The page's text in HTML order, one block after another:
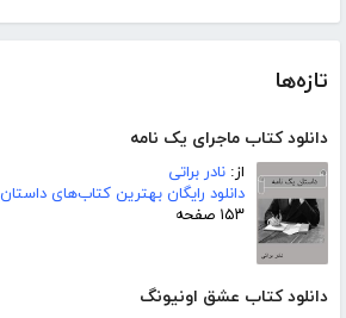
تازه‌ها
دانلود کتاب ماجرای یک نامه
از: نادر براتی
دانلود رایگان بهترین کتاب‌های داستان
۱۵۳ صفحه
دانلود کتاب عشق اونیونگ